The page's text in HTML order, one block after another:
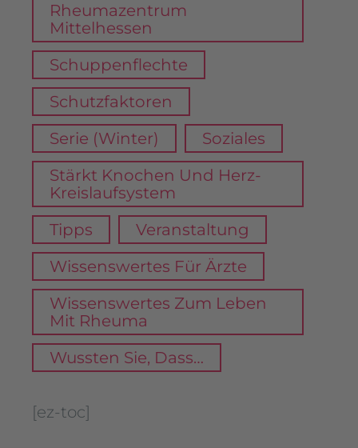
Rheumazentrum
Mittelhessen
Schuppenflechte
Schutzfaktoren
Serie (Winter)
Soziales
Stärkt Knochen Und Herz-
Kreislaufsystem
Tipps
Veranstaltung
Wissenswertes Für Ärzte
Wissenswertes Zum Leben
Mit Rheuma
Wussten Sie, Dass…
[ez-toc]